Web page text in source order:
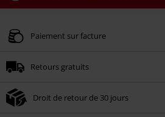
Valable jusqu'au 09/08/2026
Une fois le code saisi, la réduction sera
Non cumulable avec dautres promotions. Non
Paiement sur facture
Retours gratuits
Droit de retour de 30 jours